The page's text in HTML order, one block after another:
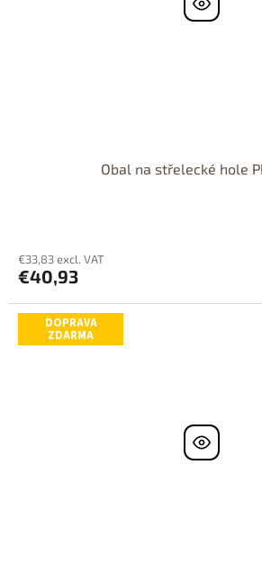
Obal na střelecké hole
€33,83 excl. VAT
€40,93
DOPRAVA
ZDARMA